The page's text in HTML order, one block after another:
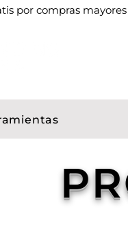
por compras mayores